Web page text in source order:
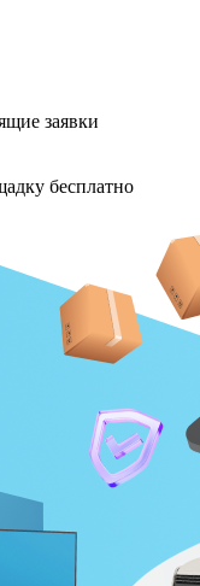
заявки
бесплатно